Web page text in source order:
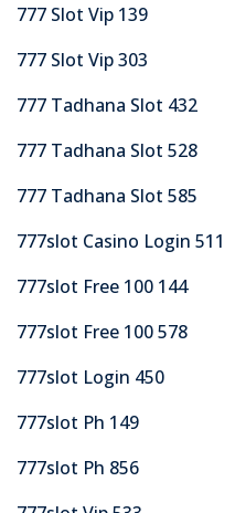
777 Slot Vip 139
777 Slot Vip 303
777 Tadhana Slot 432
777 Tadhana Slot 528
777 Tadhana Slot 585
777slot Casino Login 511
777slot Free 100 144
777slot Free 100 578
777slot Login 450
777slot Ph 149
777slot Ph 856